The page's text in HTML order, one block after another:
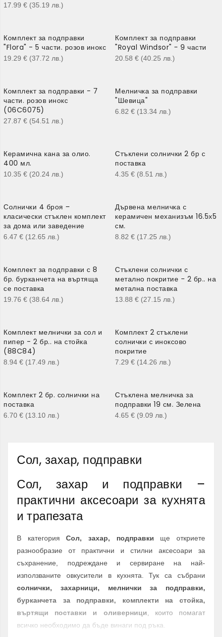
17.99 € (35.19 лв. )
Комплект за подправки
"Flora" - 5 части. розов инокс
19.29 € (37.72 лв. )
Комплект за подправки
"Royal Windsor" - 9 части
20.58 € (40.25 лв. )
Комплект за подправки - 7
части. розов инокс
(06C6075)
27.87 € (54.51 лв. )
Мелничка за подправки
"Шевица"
6.82 € (13.34 лв. )
Керамична кана за олио.
400 мл.
10.35 € (20.24 лв. )
Стъклени солнички 2 бр с
поставка
4.35 € (8.51 лв. )
Солнички 4 броя –
класически стъклен комплект
за дома или заведение
6.47 € (12.65 лв. )
Дървена мелничка с
керамичен механизъм 16.5х5
см.
8.82 € (17.25 лв. )
Комплект за подправки с 8
бр. бурканчета на въртяща
се поставка
19.76 € (38.64 лв. )
Стъклени солнички с
метално покритие - 2 бр.. на
метална поставка
13.88 € (27.15 лв. )
Комплект мелнички за сол и
пипер - 2 бр.. на стойка
(88C84)
8.94 € (17.49 лв. )
Комплект 2 стъклени
солнички с иноксово
покритие
7.29 € (14.26 лв. )
Комплект 2 бр. солнички на
поставка
6.70 € (13.10 лв. )
Стъклена мелничка за
подправки 19 см. Зелена
4.65 € (9.09 лв. )
Сол, захар, подправки
Сол, захар и подправки –
практични аксесоари за кухнята
и трапезата
В категорияСол, захар, подправки ще откриете
разнообразие от практични и стилни аксесоари за
съхранение, подреждане и сервиране на най-
използваните овкусители в кухнята. Тук са събрани
солнички, захарници, мелнички за подправки,
бурканчета за подправки, комплекти на стойка,
въртящи поставки и оливерници , които помагат
всичко необходимо да бъде винаги под ръка.